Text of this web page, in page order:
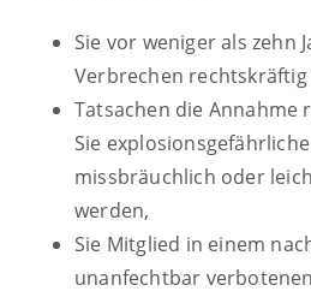
Sie vor weniger als zehn
Verbrechen
Tatsachen die Annahme
Sie
missbräuchlich oder
werden,
Sie Mitglied in einem
unanfechtbar